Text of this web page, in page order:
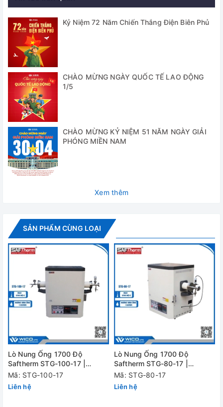
LT- Dòng lò nung cửa đẩy trượt.
- Hệ thống gia nhiệt bằng tấm Ceramic gia nhiệt từ 2 phía
với lò nung 3 lít, 5 lít, 9 lít, 15 lít (lò nung 24 lít và 40 lít sẽ
gia nhiệt 3 phía).
- Lò sử dụng vật liệu cách nhiệt sợi Non- classified. Vỏ lò sử
dụng thép không gỉ.
Bộ điều khiển B510 phiên bản 2022 thay thế cho bộ điều
khiển cũ B410 sở hữu một số điểm nổi bật như:
Bộ điều khiển B510 phiên bản 2022
+ Cho phép cài đặt và lưu trữ tối đa 5 chương trình với 4
phân đoạn nhiệt.
Kỷ Niệm 72 Năm Chiến Thắng Điện Biên Phủ
CHÀO MỪNG NGÀY QUỐC TẾ LAO ĐỘNG
1/5
CHÀO MỪNG KỶ NIỆM 51 NĂM NGÀY GIẢI
PHÓNG MIỀN NAM
Xem thêm
SẢN PHẨM CÙNG LOẠI
Lò Nung Ống 1700 Độ
Saftherm STG-100-17 |
Φ100mm
Mã: STG-100-17
Liên hệ
Lò Nung Ống 1700 Độ
Saftherm STG-80-17 |
Φ80mm
Mã: STG-80-17
Liên hệ